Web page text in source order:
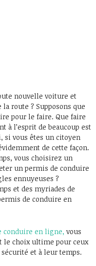
nouvelle voiture et
route ? Supposons que
pour le faire. Que faire
à l’esprit de beaucoup est
si vous êtes un citoyen
de cette façon.
vous choisirez un
un permis de conduire
ennuyeuses ?
et des myriades de
de conduire en
conduire en ligne, vous
le choix ultime pour ceux
et à leur temps.